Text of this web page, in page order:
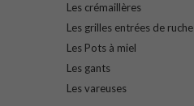
Les crémaillères
Les grilles entrées de ruche
Les Pots à miel
Les gants
Les vareuses